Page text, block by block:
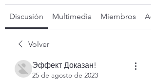
Discusión Multimedia Miembros
Volver
Эффект Доказан!
25 de agosto de 2023